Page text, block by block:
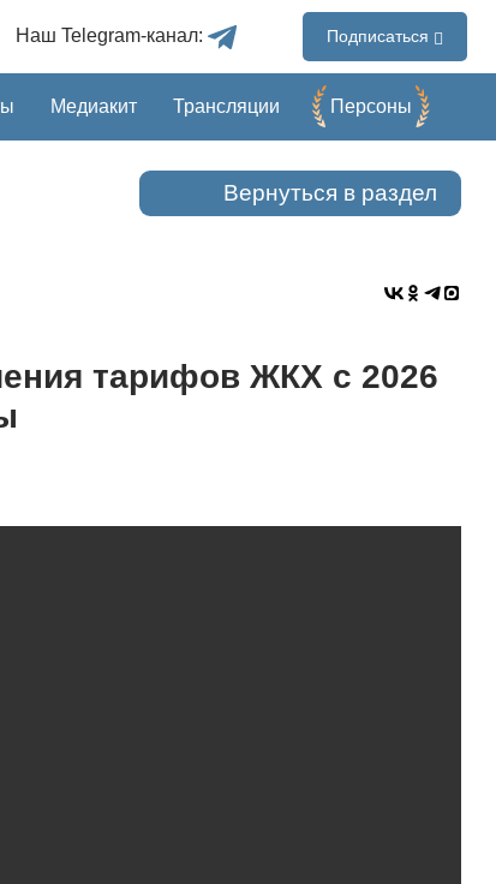
Наш Telegram-канал: Подписаться
Медиакит Трансляции Перcоны
Вернуться в раздел
тарифов ЖКХ с 2026